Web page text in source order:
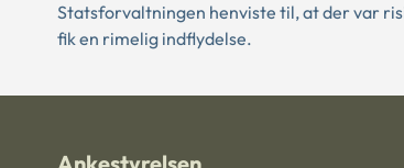
Statsforvaltningen henviste til, at der var
fik en rimelig indflydelse.